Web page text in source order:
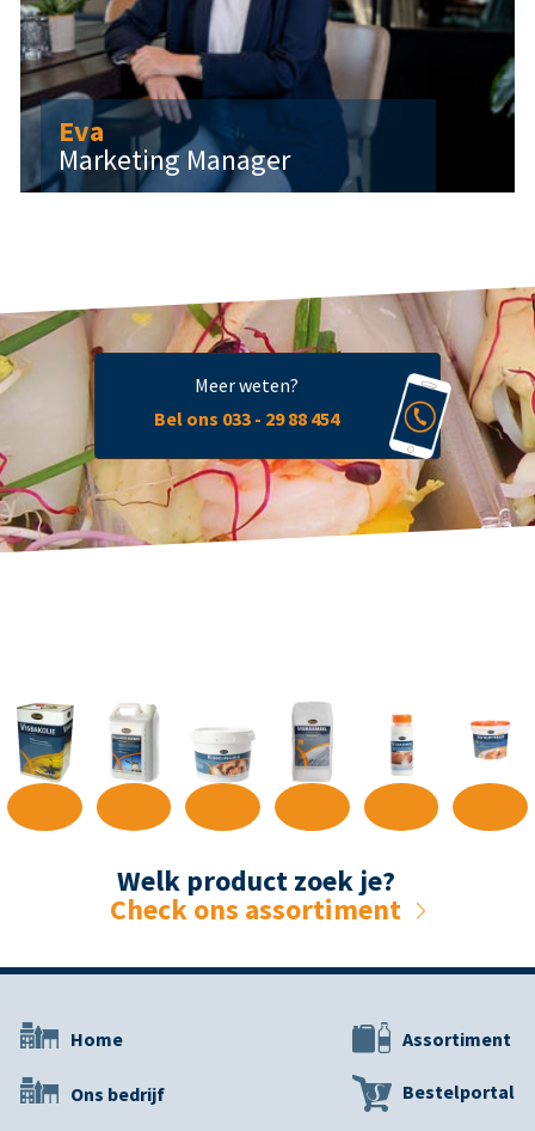
Eva
Marketing Manager
Meer weten?
Bel ons 033 - 29 88 454
Welk product zoek je?
Check ons assortiment
Home
Ons bedrijf
Assortiment
Bestelportal